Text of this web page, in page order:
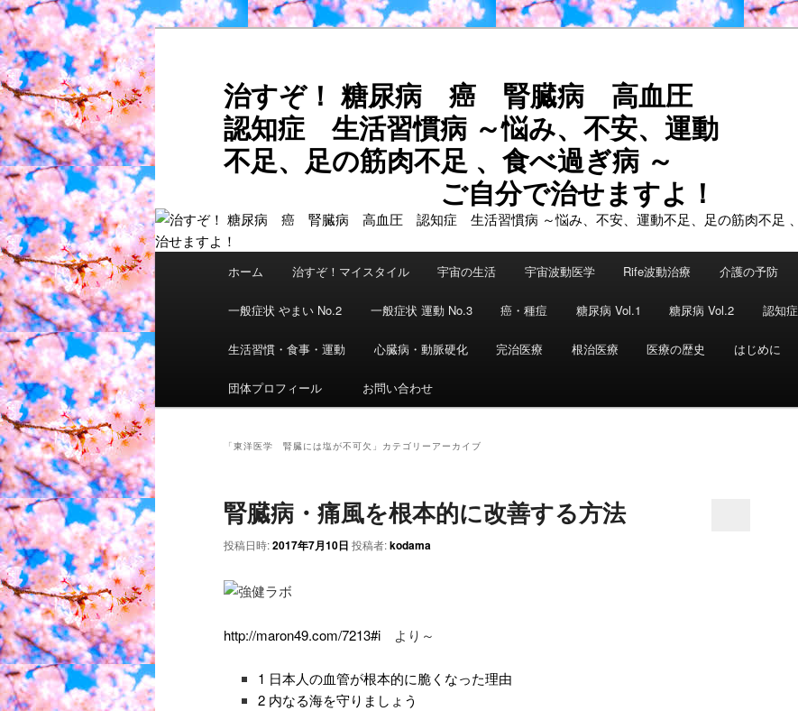
メ
イ
ン
コ
ン
テ
ン
ツ
へ
移
動
サ
ブ
コ
ン
テ
ン
ツ
へ
移
動
治すぞ！ 糖尿病 癌 腎臓病 高血圧
認知症 生活習慣病 ～悩み、不安、運動
不足、足の筋肉不足 、食べ過ぎ病 ～
ご自分で治せますよ！
ホーム 治すぞ！マイスタイル 宇宙の生活 宇宙波動医学 Rife波動治療 介護の予防
一般症状 やまい No.2 一般症状 運動 No.3 癌・種痘 糖尿病 Vol.1 糖尿病 Vol.2 認知症
生活習慣・食事・運動 心臓病・動脈硬化 完治医療 根治医療 医療の歴史 はじめに
団体プロフィール お問い合わせ
「東洋医学 腎臓には塩が不可欠 」カテゴリーアーカイブ
腎臓病・痛風を根本的に改善する方法
投稿日時:2017年7月10日 投稿者:kodama
http://maron49.com/7213#i より～
1 日本人の血管が根本的に脆くなった理由
2内なる海を守りましょう